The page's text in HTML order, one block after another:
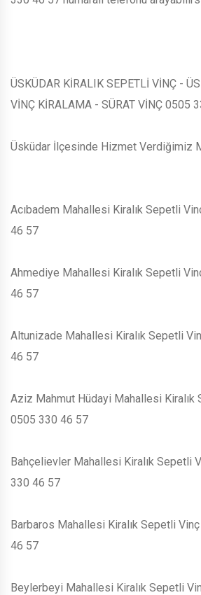
ÜSKÜDAR KİRALIK SEPETLİ VİNÇ -
VİNÇ KİRALAMA - SÜRAT VİNÇ 0505
Üsküdar İlçesinde Hizmet Verdiğimiz
Acıbadem Mahallesi Kiralık Sepetli
46 57
Ahmediye Mahallesi Kiralık Sepetli
46 57
Altunizade Mahallesi Kiralık Sepetli
46 57
Aziz Mahmut Hüdayi Mahallesi
0505 330 46 57
Bahçelievler Mahallesi Kiralık Sepetli
330 46 57
Barbaros Mahallesi Kiralık Sepetli
46 57
Beylerbeyi Mahallesi Kiralık Sepetli